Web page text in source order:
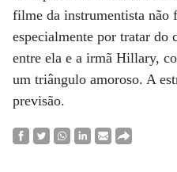
filme da instrumentista não
especialmente por tratar do
entre ela e a irmã Hillary,
um triângulo amoroso. A
previsão.